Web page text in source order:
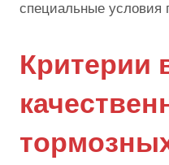
специальные условия
Критерии